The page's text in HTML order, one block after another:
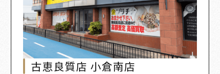
古恵良質店 小倉南店